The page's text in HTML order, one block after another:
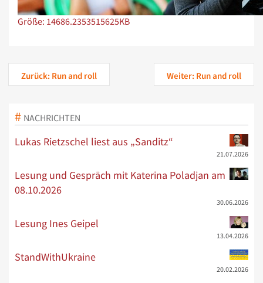
Zeige Bild in voller Größe…
Größe: 14686.2353515625KB
Zurück: Run and roll Weiter: Run and roll
NACHRICHTEN
Lukas Rietzschel liest aus „Sanditz“
21.07.2026
Lesung und Gespräch mit Katerina Poladjan am
08.10.2026
30.06.2026
Lesung Ines Geipel
13.04.2026
StandWithUkraine
20.02.2026